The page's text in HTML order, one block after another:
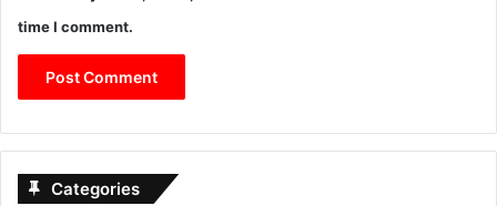
time I comment.
Categories